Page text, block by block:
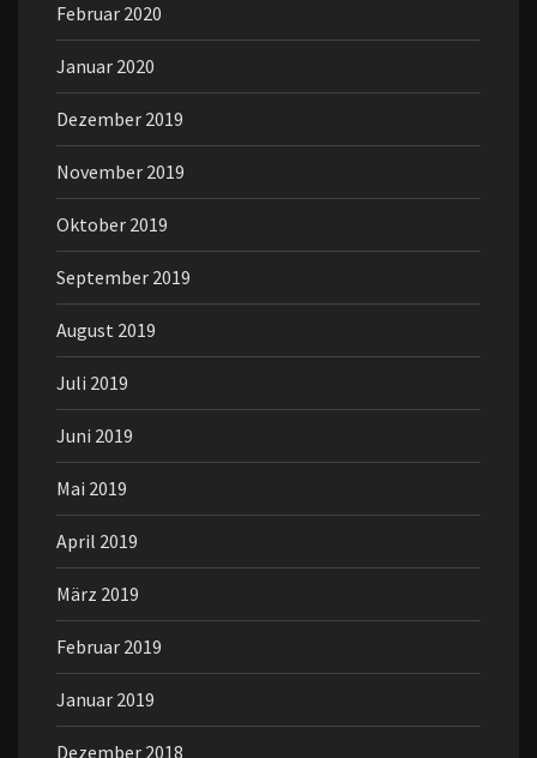
Februar 2020
Januar 2020
Dezember 2019
November 2019
Oktober 2019
September 2019
August 2019
Juli 2019
Juni 2019
Mai 2019
April 2019
März 2019
Februar 2019
Januar 2019
Dezember 2018